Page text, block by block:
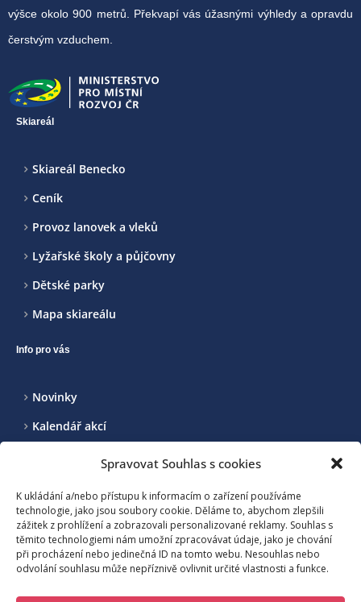
Spravovat Souhlas s cookies
K ukládání a/nebo přístupu k informacím o zařízení používáme
technologie, jako jsou soubory cookie. Děláme to, abychom zlepšili
zážitek z prohlížení a zobrazovali personalizované reklamy. Souhlas s
těmito technologiemi nám umožní zpracovávat údaje, jako je chování
při procházení nebo jedinečná ID na tomto webu. Nesouhlas nebo
odvolání souhlasu může nepříznivě ovlivnit určité vlastnosti a funkce.
výšce okolo 900 metrů. Překvapí vás úžasnými výhledy a opravdu
čerstvým vzduchem.
Skiareál
Skiareál Benecko
Ceník
Provoz lanovek a vleků
Lyžařské školy a půjčovny
Dětské parky
Mapa skiareálu
Info pro vás
Novinky
Kalendář akcí
Kontakt
Sdružení pro rozvoj cestovního ruchu na Benecku a okolí, z.s.
Benecko 190, 512 37 Benecko